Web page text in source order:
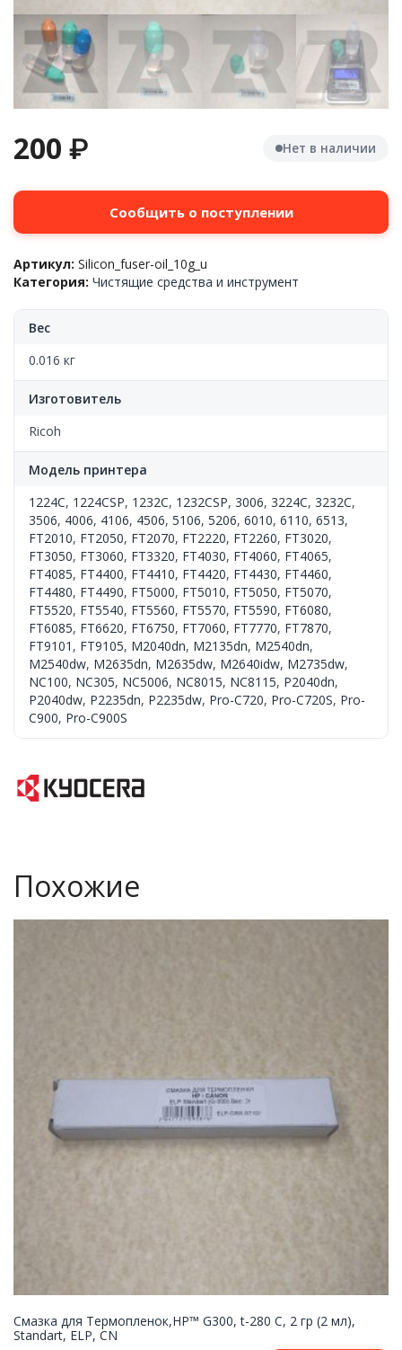
200 ₽ Нет в наличии
Сообщить о поступлении
Артикул: Silicon_fuser-oil_10g_u
Категория: Чистящие средства и инструмент
Вес
0.016 кг
Изготовитель
Ricoh
Модель принтера
1224C, 1224CSP, 1232C, 1232CSP, 3006, 3224C, 3232C,
3506, 4006, 4106, 4506, 5106, 5206, 6010, 6110, 6513,
FT2010, FT2050, FT2070, FT2220, FT2260, FT3020,
FT3050, FT3060, FT3320, FT4030, FT4060, FT4065,
FT4085, FT4400, FT4410, FT4420, FT4430, FT4460,
FT4480, FT4490, FT5000, FT5010, FT5050, FT5070,
FT5520, FT5540, FT5560, FT5570, FT5590, FT6080,
FT6085, FT6620, FT6750, FT7060, FT7770, FT7870,
FT9101 , FT9105, M2040dn, M2135dn, M2540dn,
M2540dw, M2635dn, M2635dw, M2640idw, M2735dw,
NC100, NC305, NC5006, NC8015, NC8115, P2040dn,
P2040dw, P2235dn, P2235dw, Pro-C720, Pro-C720S, Pro-
C900, Pro-C900S
Похожие
Смазка для Термопленок,HP™ G300, t-280 C, 2 гр (2 мл),
Standart, ELP, CN